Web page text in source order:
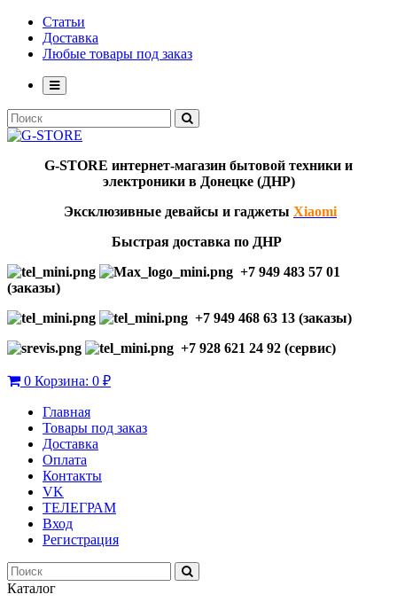
Статьи
Доставка
Любые товары под заказ
G-STORE интернет-магазин бытовой техники и
электроники в Донецке (ДНР)
Эксклюзивные девайсы и гаджеты Xiaomi
Быстрая доставка по ДНР
+7 949 483 57 01
(заказы)
+7 949 468 63 13 (заказы)
+7 928 621 24 92 (сервис)
0 Корзина: 0 ₽
Главная
Товары под заказ
Доставка
Оплата
Контакты
VK
ТЕЛЕГРАМ
Вход
Регистрация
Каталог